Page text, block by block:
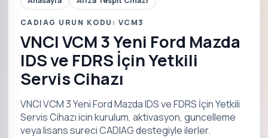
CADIAG URUN KODU: VCM3
VNCI VCM 3 Yeni Ford Mazda
IDS ve FDRS İçin Yetkili
Servis Cihazı
VNCI VCM 3 Yeni Ford Mazda IDS ve FDRS İçin Yetkili
Servis Cihazı icin kurulum, aktivasyon, guncelleme
veya lisans sureci CADIAG destegiyle ilerler.